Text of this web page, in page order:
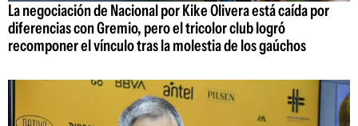
La negociación de Nacional por Kike Olivera está caída por
diferencias con Gremio, pero el tricolor club logró
recomponer el vínculo tras la molestia de los gaúchos